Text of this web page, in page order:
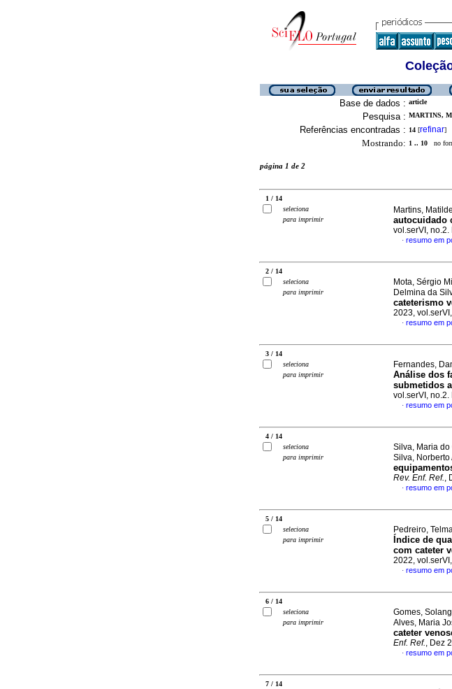
Base de dados : article
Pesquisa : MARTINS,
Referências encontradas : 14 [refinar]
Mostrando: 1 .. 10 no
página 1 de 2
1 / 14
seleciona
para imprimir
Martins,
autocuidado
vol.serVI,
· resumo em
2 / 14
seleciona
para imprimir
Mota, Sérgio
Delmina da
cateterismo
2023,
· resumo em
3 / 14
seleciona
para imprimir
Fernandes,
Análise dos
submetidos
vol.serVI,
· resumo em
4 / 14
seleciona
para imprimir
Silva, Maria
Silva,
Rev. Enf. Ref.,
· resumo em
5 / 14
seleciona
para imprimir
Pedreiro,
Índice de
com cateter
2022,
· resumo em
6 / 14
seleciona
para imprimir
Gomes,
Alves, Maria
cateter
Enf. Ref., Dez
· resumo em
7 / 14